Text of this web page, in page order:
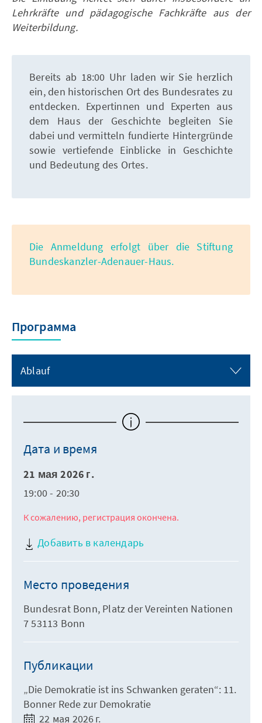
Lehrkräfte und pädagogische Fachkräfte aus der
Weiterbildung.
Bereits ab 18:00 Uhr laden wir Sie herzlich
ein, den historischen Ort des Bundesrates zu
entdecken. Expertinnen und Experten aus
dem Haus der Geschichte begleiten Sie
dabei und vermitteln fundierte Hintergründe
sowie vertiefende Einblicke in Geschichte
und Bedeutung des Ortes.
Die Anmeldung erfolgt über die Stiftung
Bundeskanzler-Adenauer-Haus.
Программа
Ablauf
Дата и время
21 мая 2026 г.
19:00 - 20:30
К сожалению, регистрация окончена.
Добавить в календарь
Место проведения
Bundesrat Bonn, Platz der Vereinten Nationen
7 53113 Bonn
Публикации
„Die Demokratie ist ins Schwanken geraten“: 11.
Bonner Rede zur Demokratie
22 мая 2026 г.